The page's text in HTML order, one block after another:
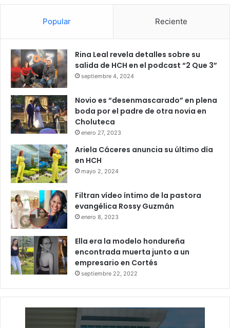
Popular Reciente
Rina Leal revela detalles sobre su
salida de HCH en el podcast “2 Que 3”
septiembre 4, 2024
Novio es “desenmascarado” en plena
boda por el padre de otra novia en
Choluteca
enero 27, 2023
Ariela Cáceres anuncia su último día
en HCH
mayo 2, 2024
Filtran vídeo íntimo de la pastora
evangélica Rossy Guzmán
enero 8, 2023
Ella era la modelo hondureña
encontrada muerta junto a un
empresario en Cortés
septiembre 22, 2022